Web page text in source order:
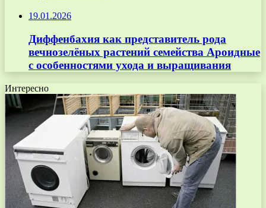
19.01.2026
Диффенбахия как представитель рода
вечнозелёных растений семейства Ароидные
с особенностями ухода и выращивания
Интересно